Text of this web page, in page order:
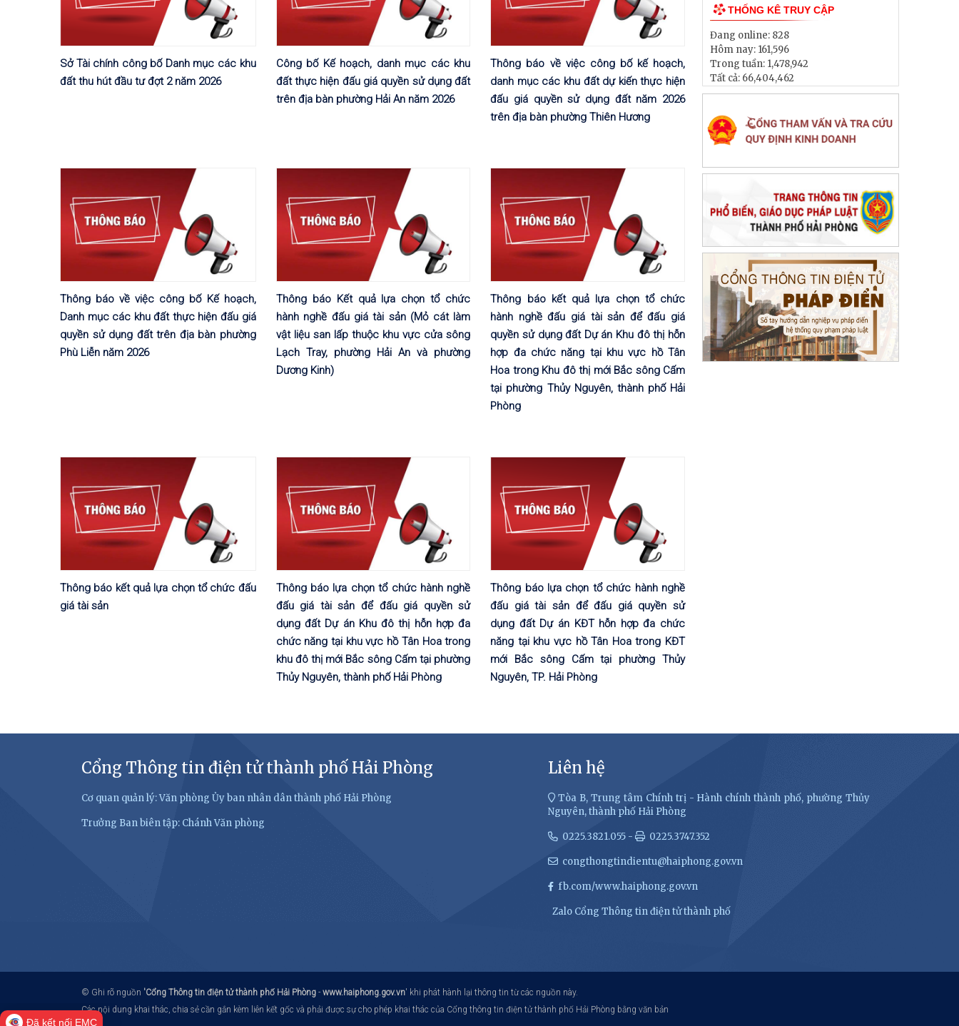
Sở Tài chính công bố Danh mục các khu
đất thu hút đầu tư đợt 2 năm 2026
Công bố Kế hoạch, danh mục các khu
đất thực hiện đấu giá quyền sử dụng đất
trên địa bàn phường Hải An năm 2026
Thông báo về việc công bố kế hoạch,
danh mục các khu đất dự kiến thực hiện
đấu giá quyền sử dụng đất năm 2026
trên địa bàn phường Thiên Hương
Thông báo về việc công bố Kế hoạch,
Danh mục các khu đất thực hiện đấu giá
quyền sử dụng đất trên địa bàn phường
Phù Liễn năm 2026
Thông báo Kết quả lựa chọn tổ chức
hành nghề đấu giá tài sản (Mỏ cát làm
vật liệu san lấp thuộc khu vực cửa sông
Lạch Tray, phường Hải An và phường
Dương Kinh)
Thông báo kết quả lựa chọn tổ chức
hành nghề đấu giá tài sản để đấu giá
quyền sử dụng đất Dự án Khu đô thị hỗn
hợp đa chức năng tại khu vực hồ Tân
Hoa trong Khu đô thị mới Bắc sông Cấm
tại phường Thủy Nguyên, thành phố Hải
Phòng
Thông báo kết quả lựa chọn tổ chức đấu
giá tài sản
Thông báo lựa chọn tổ chức hành nghề
đấu giá tài sản để đấu giá quyền sử
dụng đất Dự án Khu đô thị hỗn hợp đa
chức năng tại khu vực hồ Tân Hoa trong
khu đô thị mới Bắc sông Cấm tại phường
Thủy Nguyên, thành phố Hải Phòng
Thông báo lựa chọn tổ chức hành nghề
đấu giá tài sản để đấu giá quyền sử
dụng đất Dự án KĐT hỗn hợp đa chức
năng tại khu vực hồ Tân Hoa trong KĐT
mới Bắc sông Cấm tại phường Thủy
Nguyên, TP. Hải Phòng
THỐNG KÊ TRUY CẬP
Đang online: 828
Hôm nay: 161,596
Trong tuần: 1,478,942
Tất cả: 66,404,462
Cổng Thông tin điện tử thành phố Hải Phòng
Cơ quan quản lý: Văn phòng Ủy ban nhân dân thành phố Hải Phòng
Trưởng Ban biên tập: Chánh Văn phòng
Liên hệ
Tòa B, Trung tâm Chính trị - Hành chính thành phố, phường Thủy
Nguyên, thành phố Hải Phòng
0225.3821.055 - 0225.3747.352
congthongtindientu@haiphong.gov.vn
fb.com/www.haiphong.gov.vn
Zalo Cổng Thông tin điện tử thành phố
© Ghi rõ nguồn 'Cổng Thông tin điện tử thành phố Hải Phòng - www.haiphong.gov.vn' khi phát hành lại thông tin từ các nguồn này.
Các nội dung khai thác, chia sẻ cần gắn kèm liên kết gốc và phải được sự cho phép khai thác của Cổng thông tin điện tử thành phố Hải Phòng bằng văn bản
Đã kết nối EMC